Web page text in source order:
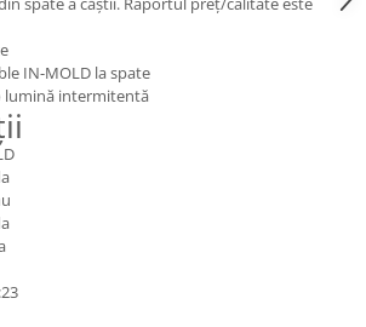
IN-MOLD la spate
lumină intermitentă